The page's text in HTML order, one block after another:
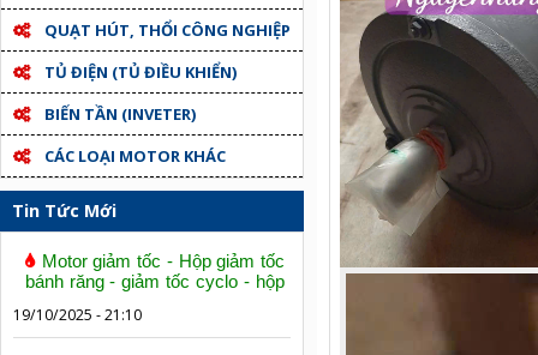
QUẠT HÚT, THỔI CÔNG NGHIỆP
TỦ ĐIỆN (TỦ ĐIỀU KHIỂN)
BIẾN TẦN (INVETER)
CÁC LOẠI MOTOR KHÁC
Tin Tức Mới
Motor giảm tốc - Hộp giảm tốc
bánh răng - giảm tốc cyclo - hộp
19/10/2025 - 21:10